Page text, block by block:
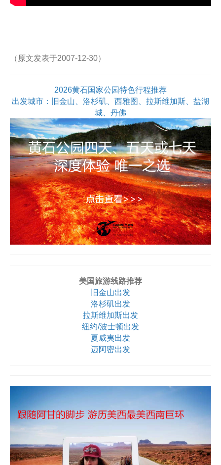
（原文发表于2007-12-30）
2026黄石国家公园特色行程推荐
出发城市：旧金山、洛杉矶、西雅图、拉斯维加斯、盐湖
城、丹佛
美国旅游线路推荐
旧金山出发
洛杉矶出发
拉斯维加斯出发
纽约/波士顿出发
夏威夷出发
迈阿密出发